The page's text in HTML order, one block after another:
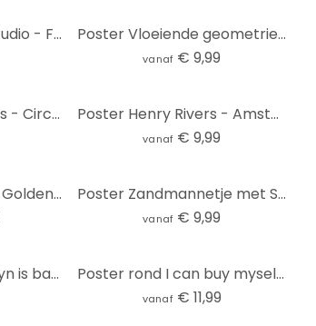
Poster Frida Floral Studio - Flower Coffee Poster Vloeiende geometrie in retrostijl | Abstracte lijnen - Costa
vanaf € 9,99
Poster Nouveauprints - Circles & Triangles Poster Henry Rivers - Amsterdam
vanaf € 9,99
Poster Fredriksson - Golden Geometry Poster Zandmannetje met Skateboard
vanaf € 9,99
Poster Demir - Marilyn is back Poster rond I can buy myself flowers
vanaf € 11,99